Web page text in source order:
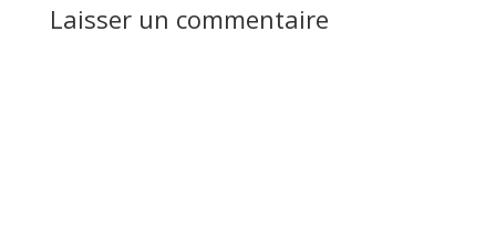
Laisser un commentaire